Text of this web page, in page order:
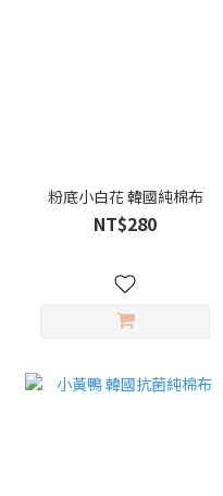
粉底小白花 韓國純棉布
NT$280